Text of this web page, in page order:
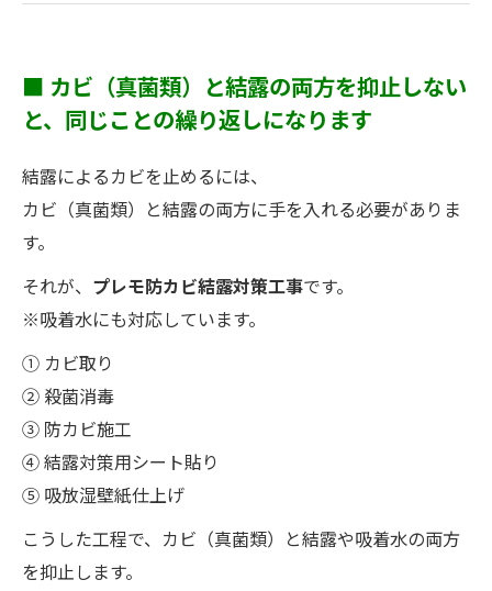
■ カビ（真菌類）と結露の両方を抑止しない
と、同じことの繰り返しになります
結露によるカビを止めるには、
カビ（真菌類）と結露の両方に手を入れる必要がありま
す。
それが、 プレモ防カビ結露対策工事です。
※吸着水にも対応しています。
① カビ取り
② 殺菌消毒
③ 防カビ施工
④ 結露対策用シート貼り
⑤ 吸放湿壁紙仕上げ
こうした工程で、カビ（真菌類）と結露や吸着水の両方
を抑止します。